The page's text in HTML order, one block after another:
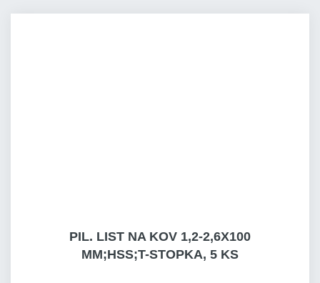
PIL. LIST NA KOV 1,2-2,6X100
MM;HSS;T-STOPKA, 5 KS